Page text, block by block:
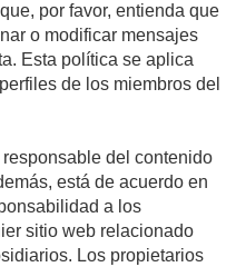
por favor, entienda que
o modificar mensajes
Esta política se aplica
de los miembros del
del contenido
está de acuerdo en
a los
sitio web relacionado
Los propietarios